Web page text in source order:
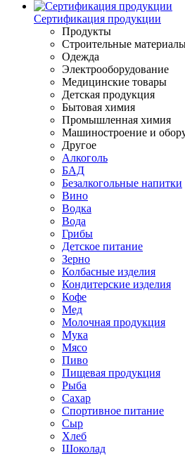
Сертификация продукции
Продукты
Строительные
Одежда
Электрооборудование
Медицинские товары
Детская продукция
Бытовая химия
Промышленная химия
Машиностроение и
Другое
Алкоголь
БАД
Безалкогольные напитки
Вино
Водка
Вода
Грибы
Детское питание
Зерно
Колбасные изделия
Кондитерские изделия
Кофе
Мед
Молочная продукция
Мука
Мясо
Пиво
Пищевая продукция
Рыба
Сахар
Спортивное питание
Сыр
Хлеб
Шоколад